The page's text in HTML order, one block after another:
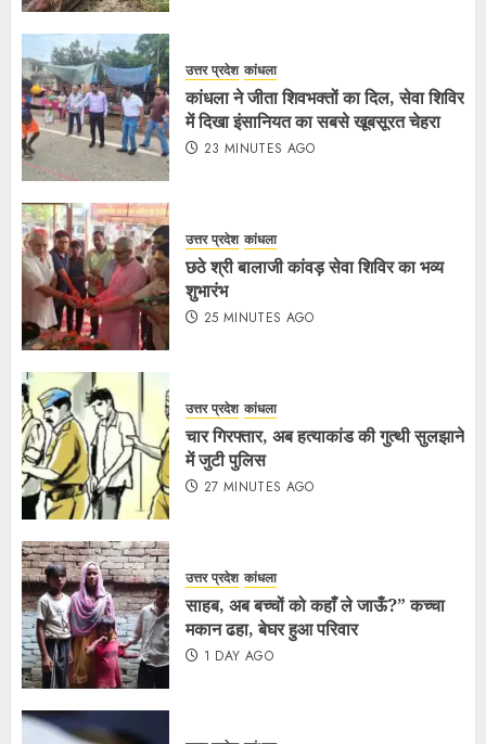
उत्तर प्रदेश कांधला
कांधला ने जीता शिवभक्तों का दिल, सेवा शिविर
में दिखा इंसानियत का सबसे खूबसूरत चेहरा
23 MINUTES AGO
उत्तर प्रदेश कांधला
छठे श्री बालाजी कांवड़ सेवा शिविर का भव्य
शुभारंभ
25 MINUTES AGO
उत्तर प्रदेश कांधला
चार गिरफ्तार, अब हत्याकांड की गुत्थी सुलझाने
में जुटी पुलिस
27 MINUTES AGO
उत्तर प्रदेश कांधला
साहब, अब बच्चों को कहाँ ले जाऊँ?” कच्चा
मकान ढहा, बेघर हुआ परिवार
1 DAY AGO